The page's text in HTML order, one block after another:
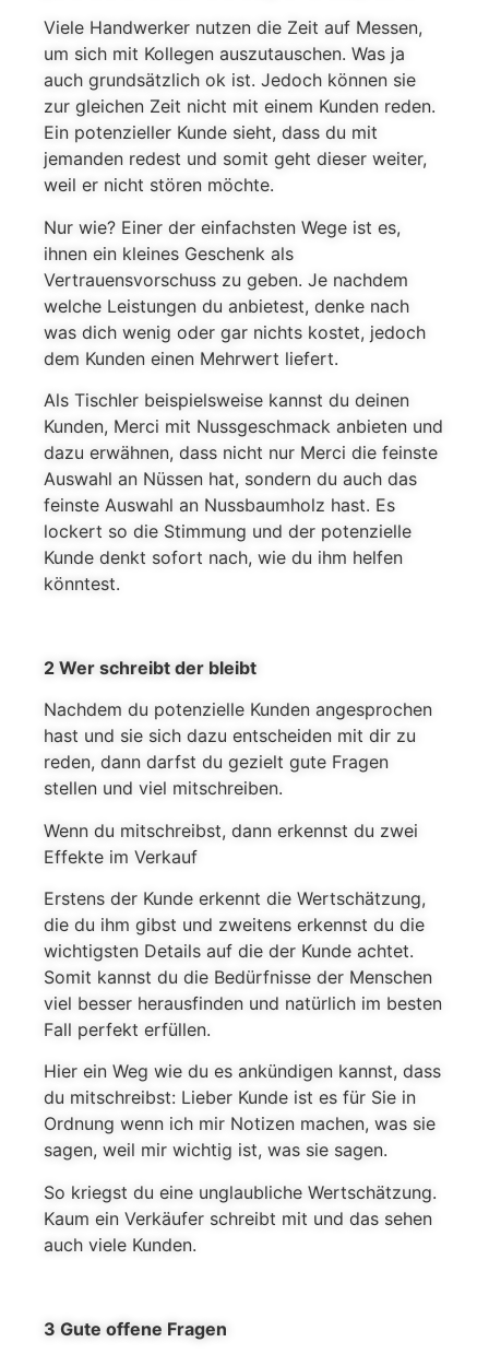
Viele Handwerker nutzen die Zeit auf Messen,
um sich mit Kollegen auszutauschen. Was ja
auch grundsätzlich ok ist. Jedoch können sie
zur gleichen Zeit nicht mit einem Kunden reden.
Ein potenzieller Kunde sieht, dass du mit
jemanden redest und somit geht dieser weiter,
weil er nicht stören möchte.
Nur wie? Einer der einfachsten Wege ist es,
ihnen ein kleines Geschenk als
Vertrauensvorschuss zu geben. Je nachdem
welche Leistungen du anbietest, denke nach
was dich wenig oder gar nichts kostet, jedoch
dem Kunden einen Mehrwert liefert.
Als Tischler beispielsweise kannst du deinen
Kunden, Merci mit Nussgeschmack anbieten und
dazu erwähnen, dass nicht nur Merci die feinste
Auswahl an Nüssen hat, sondern du auch das
feinste Auswahl an Nussbaumholz hast. Es
lockert so die Stimmung und der potenzielle
Kunde denkt sofort nach, wie du ihm helfen
könntest.
2 Wer schreibt der bleibt
Nachdem du potenzielle Kunden angesprochen
hast und sie sich dazu entscheiden mit dir zu
reden, dann darfst du gezielt gute Fragen
stellen und viel mitschreiben.
Wenn du mitschreibst, dann erkennst du zwei
Effekte im Verkauf
Erstens der Kunde erkennt die Wertschätzung,
die du ihm gibst und zweitens erkennst du die
wichtigsten Details auf die der Kunde achtet.
Somit kannst du die Bedürfnisse der Menschen
viel besser herausfinden und natürlich im besten
Fall perfekt erfüllen.
Hier ein Weg wie du es ankündigen kannst, dass
du mitschreibst: Lieber Kunde ist es für Sie in
Ordnung wenn ich mir Notizen machen, was sie
sagen, weil mir wichtig ist, was sie sagen.
So kriegst du eine unglaubliche Wertschätzung.
Kaum ein Verkäufer schreibt mit und das sehen
auch viele Kunden.
3 Gute offene Fragen